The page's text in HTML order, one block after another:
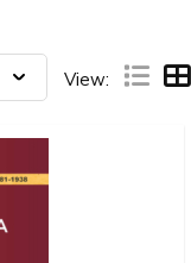
View: